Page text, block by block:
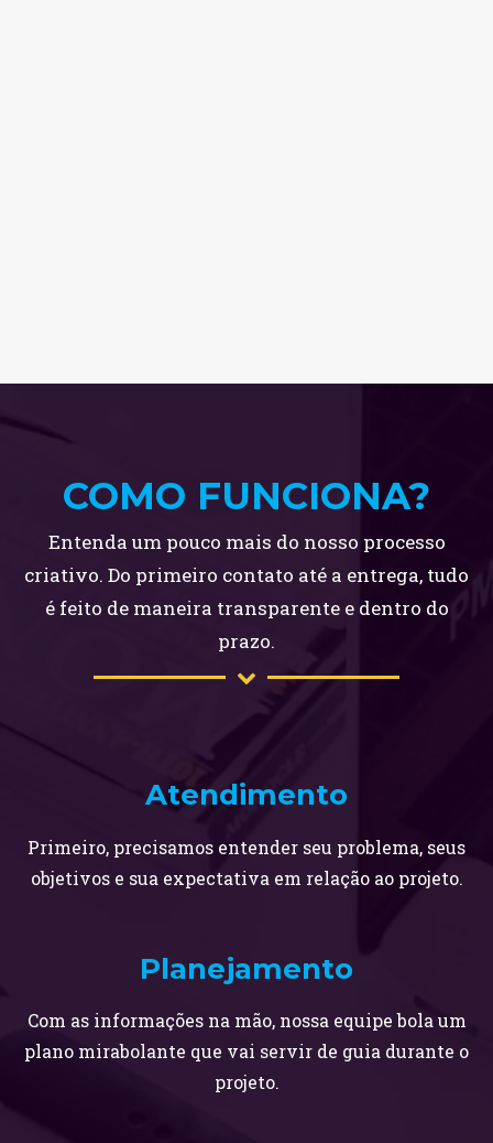
COMO FUNCIONA?
Entenda um pouco mais do nosso processo
criativo. Do primeiro contato até a entrega, tudo
é feito de maneira transparente e dentro do
prazo.
Atendimento
Primeiro, precisamos entender seu problema, seus
objetivos e sua expectativa em relação ao projeto.
Planejamento
Com as informações na mão, nossa equipe bola um
plano mirabolante que vai servir de guia durante o
projeto.